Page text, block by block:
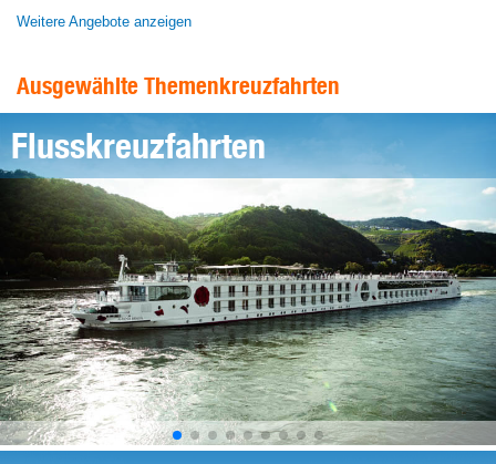
Weitere Angebote anzeigen
Ausgewählte Themenkreuzfahrten
Flusskreuzfahrten